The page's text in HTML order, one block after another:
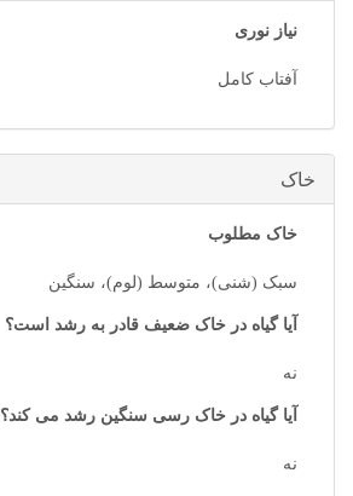
نیاز نوری
آفتاب کامل
خاک
خاک مطلوب
سبک (شنی)، متوسط (لوم)، سنگین
آیا گیاه در خاک ضعیف قادر به رشد است؟
نه
آیا گیاه در خاک رسی سنگین رشد می کند؟
نه